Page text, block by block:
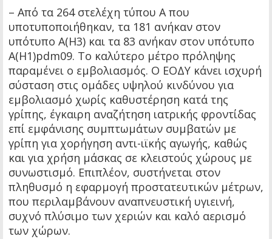
– Από τα 264 στελέχη τύπου Α που
υποτυποποιήθηκαν, τα 181 ανήκαν στον
υπότυπο Α(Η3) και τα 83 ανήκαν στον υπότυπο
Α(Η1)pdm09. Το καλύτερο μέτρο πρόληψης
παραμένει ο εμβολιασμός. Ο ΕΟΔΥ κάνει ισχυρή
σύσταση στις ομάδες υψηλού κινδύνου για
εμβολιασμό χωρίς καθυστέρηση κατά της
γρίπης, έγκαιρη αναζήτηση ιατρικής φροντίδας
επί εμφάνισης συμπτωμάτων συμβατών με
γρίπη για χορήγηση αντι-ιϊκής αγωγής, καθώς
και για χρήση μάσκας σε κλειστούς χώρους με
συνωστισμό. Επιπλέον, συστήνεται στον
πληθυσμό η εφαρμογή προστατευτικών μέτρων,
που περιλαμβάνουν αναπνευστική υγιεινή,
συχνό πλύσιμο των χεριών και καλό αερισμό
των χώρων.